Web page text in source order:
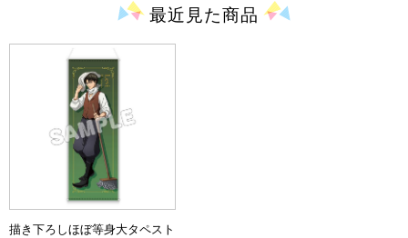
最近見た商品
描き下ろしほぼ等身大タペスト